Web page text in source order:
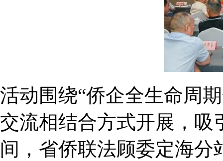
活动围绕“侨企全生命周
交流相结合方式开展，吸
间，省侨联法顾委定海